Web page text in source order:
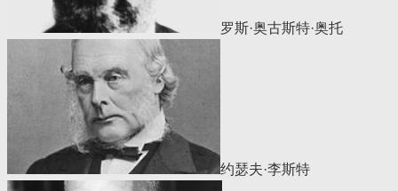
罗斯·奥古斯特·奥托
约瑟夫·李斯特